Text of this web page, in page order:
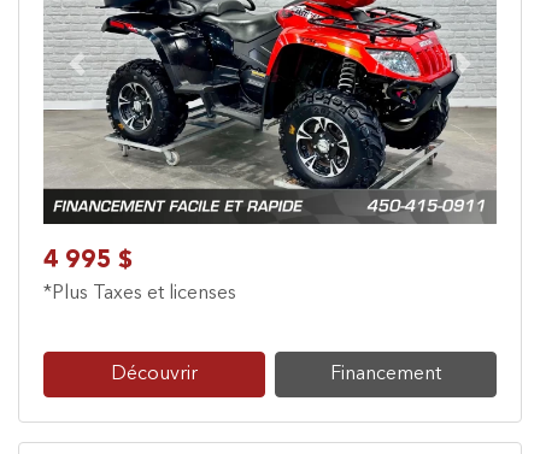
Previous Next
4 995 $
*Plus Taxes et licenses
Découvrir Financement